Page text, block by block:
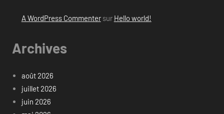
A WordPress Commentersur Hello world!
Archives
août 2026
juillet 2026
juin 2026